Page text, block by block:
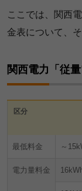
ここでは、関西
金表について、
関西電力「従
区分
最低料金 ～
電力量料金